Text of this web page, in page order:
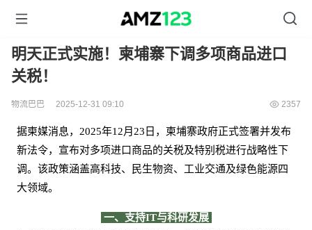
明天正式实施！柬埔寨下调多项商品进口
关税！
物流巴巴 2025-12-31 09:10 2357
据柬媒消息， 2025年12月23日，柬埔寨政府正式签署并发布
新法令，宣布对多项进口商品的关税及特别税进行战略性下
调。该政策涵盖高科技、民生物资、工业交通及绿色能源四
大领域。
一、支持IT与科研发展